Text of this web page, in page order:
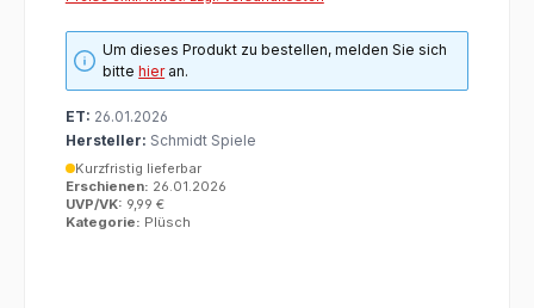
Um dieses Produkt zu bestellen, melden Sie sich
bittehieran.
ET: 26.01.2026
Hersteller: Schmidt Spiele
Kurzfristig lieferbar
Erschienen: 26.01.2026
UVP/VK: 9,99 €
Kategorie: Plüsch